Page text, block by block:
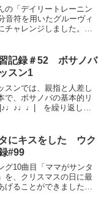
の「デイリートレーニン
音符を用いたグルーヴィ
チャレンジしました。２
しています。
記録＃52 ボサノバ
スン1
スンでは、親指と人差し
で、ボサノバの基本的リ
を繰り返し弾
にキスをした ウク
#99
グ10曲目「ママがサンタ
を、クリスマスの日に最
げることができました。